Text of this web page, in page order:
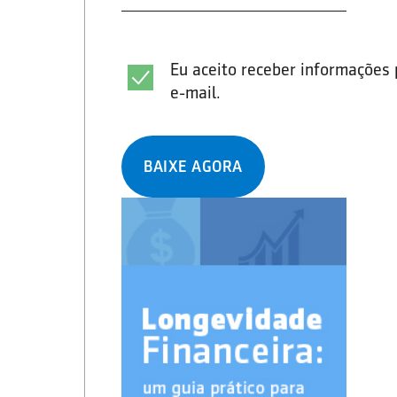
Eu aceito receber informações
e-mail.
BAIXE AGORA